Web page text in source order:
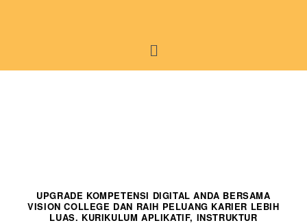
UPGRADE KOMPETENSI DIGITAL ANDA BERSAMA
VISION COLLEGE DAN RAIH PELUANG KARIER LEBIH
LUAS. KURIKULUM APLIKATIF, INSTRUKTUR